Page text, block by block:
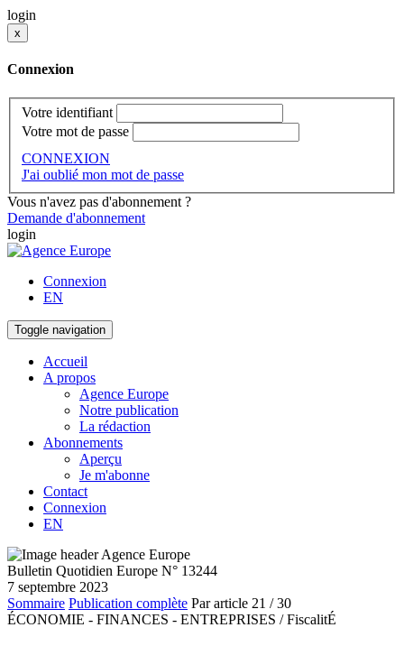
login
x
Connexion
Votre identifiant
Votre mot de passe
CONNEXION
J'ai oublié mon mot de passe
Vous n'avez pas d'abonnement ?
Demande d'abonnement
login
Connexion
EN
Toggle navigation
Accueil
A propos
Agence Europe
Notre publication
La rédaction
Abonnements
Aperçu
Je m'abonne
Contact
Connexion
EN
Bulletin Quotidien Europe N° 13244
7 septembre 2023
Sommaire Publication complète Par article 21 / 30
ÉCONOMIE - FINANCES - ENTREPRISES / FiscalitÉ